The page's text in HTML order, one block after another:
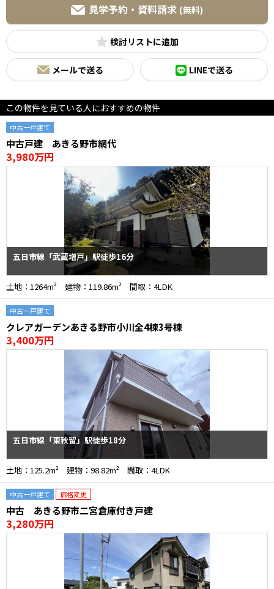
見学予約・資料請求 (無料)
検討リスト
メールで送る LINEで送る
この物件を見ている人におすすめの物件
中古一戸建て
中古戸建 あきる野市網代
3,980万円
五日市線「武蔵増戸」駅徒歩16分
土地：1264m² 建物：119.86m² 間取：4LDK
中古一戸建て
クレアガーデンあきる野市小川全4棟3号棟
3,400万円
五日市線「東秋留」駅徒歩18分
土地：125.2m² 建物：98.82m² 間取：4LDK
中古一戸建て 価格変更
中古 あきる野市二宮倉庫付き戸建
3,280万円